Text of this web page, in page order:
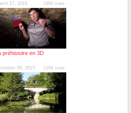
17, 2016 1980 vues
préhistoire en 3D
09, 2015 1294 vues